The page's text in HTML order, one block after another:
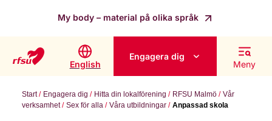
My body – material på olika språk
English
Engagera dig
Meny
Start Engagera dig Hitta din lokalförening RFSU Malmö
Vår
verksamhet
Sex för alla Våra utbildningar Anpassad skola